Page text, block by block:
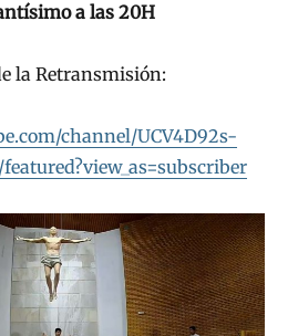
a las 20H
la Retransmisión:
channel/UCV4D92s-